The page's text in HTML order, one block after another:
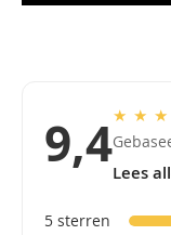
9,4★ ★ ★
Lees
5 sterren